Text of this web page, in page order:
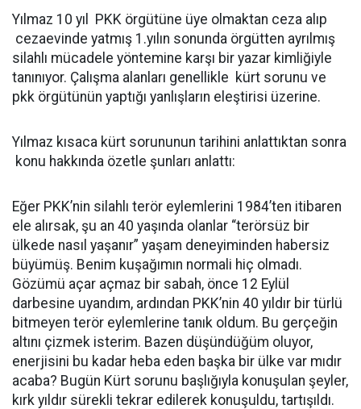
Yılmaz 10 yıl PKK örgütüne üye olmaktan ceza alıp
cezaevinde yatmış 1.yılın sonunda örgütten ayrılmış
silahlı mücadele yöntemine karşı bir yazar kimliğiyle
tanınıyor. Çalışma alanları genellikle kürt sorunu ve
pkk örgütünün yaptığı yanlışların eleştirisi üzerine.
Yılmaz kısaca kürt sorununun tarihini anlattıktan sonra
konu hakkında özetle şunları anlattı:
Eğer PKK’nin silahlı terör eylemlerini 1984’ten itibaren
ele alırsak, şu an 40 yaşında olanlar “terörsüz bir
ülkede nasıl yaşanır” yaşam deneyiminden habersiz
büyümüş. Benim kuşağımın normali hiç olmadı.
Gözümü açar açmaz bir sabah, önce 12 Eylül
darbesine uyandım, ardından PKK’nin 40 yıldır bir türlü
bitmeyen terör eylemlerine tanık oldum. Bu gerçeğin
altını çizmek isterim. Bazen düşündüğüm oluyor,
enerjisini bu kadar heba eden başka bir ülke var mıdır
acaba? Bugün Kürt sorunu başlığıyla konuşulan şeyler,
kırk yıldır sürekli tekrar edilerek konuşuldu, tartışıldı.